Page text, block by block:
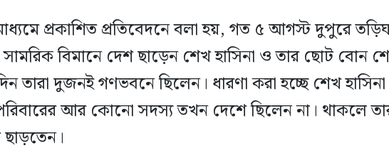
প্রকাশিত প্রতিবেদনে বলা হয়, গত ৫ আগস্ট দুপুরে
বিমানে দেশ ছাড়েন শেখ হাসিনা ও তার ছোট বোন
তারা দুজনই গণভবনে ছিলেন। ধারণা করা হচ্ছে শেখ
পরিবারের আর কোনো সদস্য তখন দেশে ছিলেন না। থাকলে
ছাড়তেন।